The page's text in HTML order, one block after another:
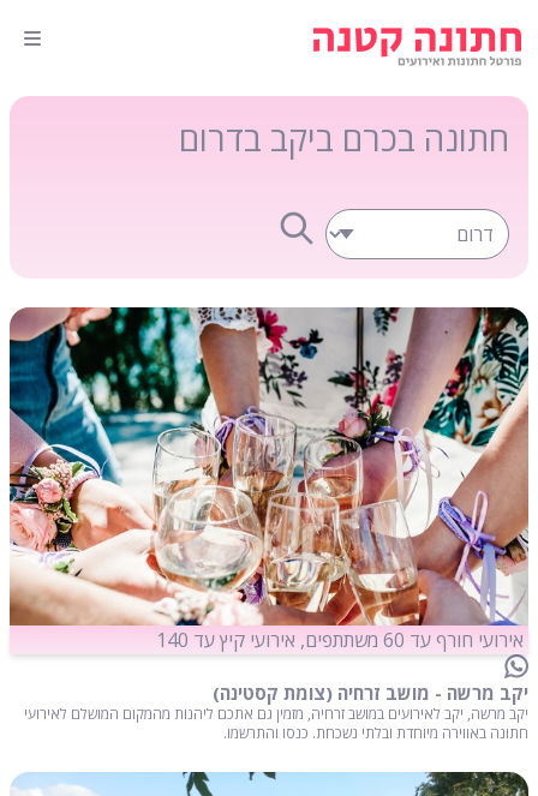
חתונה בכרם ביקב בדרום
אירועי חורף עד 60 משתתפים, אירועי קיץ עד 140
יקב מרשה - מושב זרחיה (צומת קסטינה)
יקב מרשה, יקב לאירועים במושב זרחיה, מזמין גם אתכם ליהנות מהמקום המושלם לאירועי
חתונה באווירה מיוחדת ובלתי נשכחת. כנסו והתרשמו.